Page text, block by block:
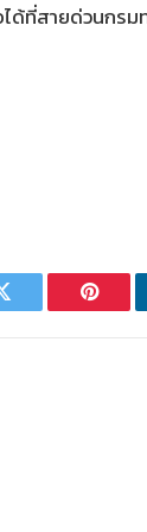
ด้ที่สายด่วนกรม
Twitter